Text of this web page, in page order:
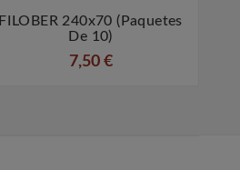
 
FILOBER 240x70 (paquetes
De 10)
7,50 €